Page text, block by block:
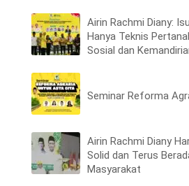
Airin Rachmi Diany:
Hanya Teknis
Sosial dan
Seminar Reforma
Airin Rachmi Diany
Solid dan Terus
Masyarakat